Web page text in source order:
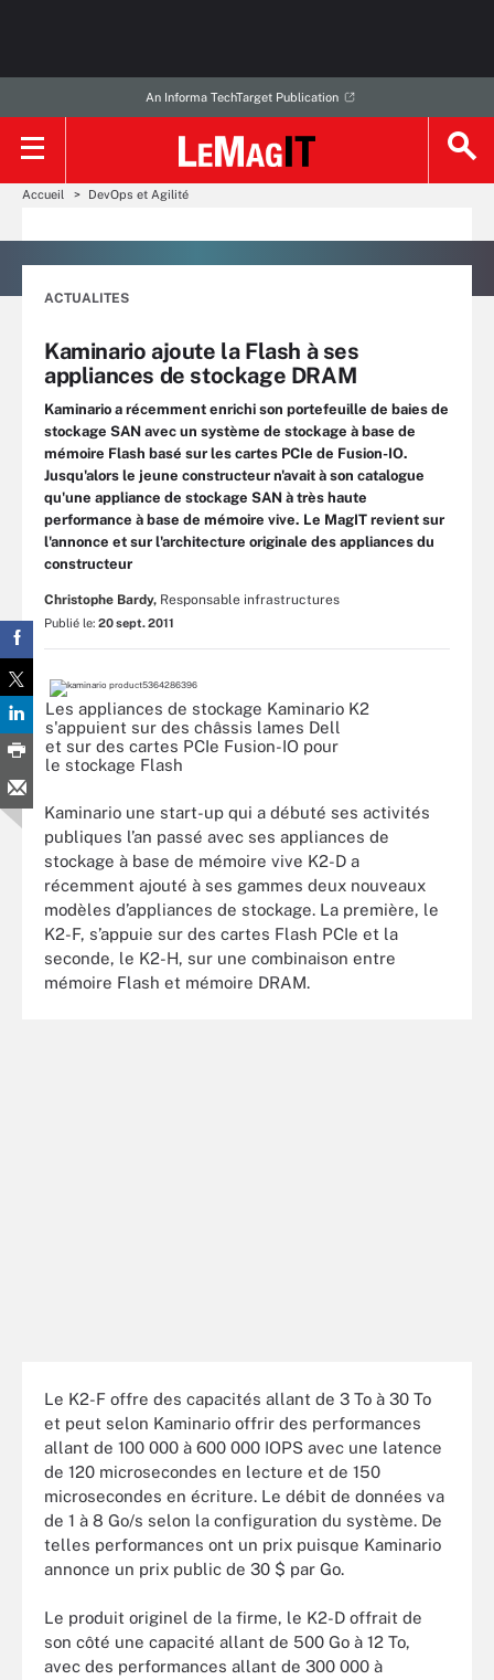
An Informa TechTarget Publication
Accueil DevOps et Agilité
ACTUALITES
Kaminario ajoute la Flash à ses
appliances de stockage DRAM
Kaminario a récemment enrichi son portefeuille de baies de
stockage SAN avec un système de stockage à base de
mémoire Flash basé sur les cartes PCIe de Fusion-IO.
Jusqu'alors le jeune constructeur n'avait à son catalogue
qu'une appliance de stockage SAN à très haute
performance à base de mémoire vive. Le MagIT revient sur
l'annonce et sur l'architecture originale des appliances du
constructeur
Christophe Bardy, Responsable infrastructures
Publié le: 20 sept. 2011
Les appliances de stockage Kaminario K2
s'appuient sur des châssis lames Dell
et sur des cartes PCIe Fusion-IO pour
le stockage Flash
Kaminario une start-up qui a débuté ses activités
publiques l’an passé avec ses appliances de
stockage à base de mémoire vive K2-D a
récemment ajouté à ses gammes deux nouveaux
modèles d’appliances de stockage. La première, le
K2-F, s’appuie sur des cartes Flash PCIe et la
seconde, le K2-H, sur une combinaison entre
mémoire Flash et mémoire DRAM.
Le K2-F offre des capacités allant de 3 To à 30 To
et peut selon Kaminario offrir des performances
allant de 100 000 à 600 000 IOPS avec une latence
de 120 microsecondes en lecture et de 150
microsecondes en écriture. Le débit de données va
de 1 à 8 Go/s selon la configuration du système. De
telles performances ont un prix puisque Kaminario
annonce un prix public de 30 $ par Go.
Le produit originel de la firme, le K2-D offrait de
son côté une capacité allant de 500 Go à 12 To,
avec des performances allant de 300 000 à